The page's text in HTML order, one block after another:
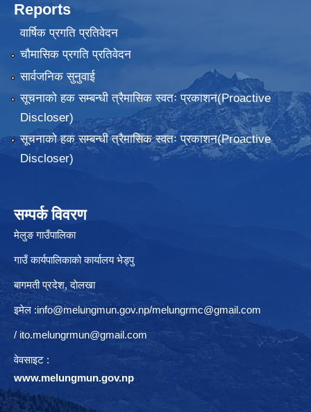
Reports
वार्षिक प्रगति प्रतिवेदन
चौमासिक प्रगति प्रतिवेदन
सार्वजनिक सुनुवाई
सूचनाको हक सम्बन्धी त्रैमासिक स्वतः प्रकाशन(Proactive
Discloser)
सूचनाको हक सम्बन्धी त्रैमासिक स्वतः प्रकाशन(Proactive
Discloser)
सम्पर्क विवरण
मेलुङ गाउँपालिका
गाउँ कार्यपालिकाको कार्यालय भेड्पु
बागमती प्रदेश, दाेलखा
इमेल :info@melungmun.gov.np/melungrmc@gmail.com
/ ito.melungrmun@gmail.com
वेवसाइट :
www.melungmun.gov.np